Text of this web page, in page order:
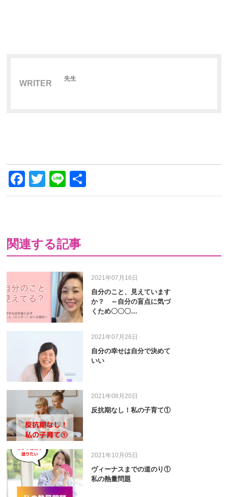
WRITER
先生
Facebook
Twitter
Line
有
関連する記事
2021年07月16日
自分のこと、見えています
か？ ～自分の盲点に気づ
くため〇〇〇…
2021年07月26日
自分の幸せは自分で決めて
いい
2021年08月20日
反抗期なし！私の子育て①
2021年10月05日
ヴィーナスまでの道のり①
私の熱量問題